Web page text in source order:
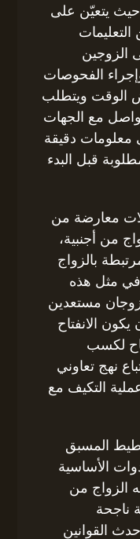
حيث يتعيّن على
الزوجين
الفحوصات
الوقت ويتطلب
مع الجهات
معلومات دقيقة
قبل البدء
معارضة من
من أجنبية،
بالزواج
مثل هذه
مستعدين
الانفتاح
لكسب
نهج تعاوني
التكيف مع
المسبق
الأساسية
الزواج من
ناجحة
القوانين